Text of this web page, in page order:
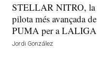
STELLAR NITRO, la
pilota més avançada de
PUMA per a LALIGA
Jordi González